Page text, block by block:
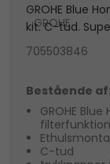
GROHE Blue
kit. C-tud.
GROHE
705503846
Bestående af:
GROHE
filterfunktion
C-tud